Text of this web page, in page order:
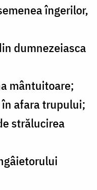
îngerilor,
dumnezeiasca
mântuitoare;
afara trupului;
strălucirea